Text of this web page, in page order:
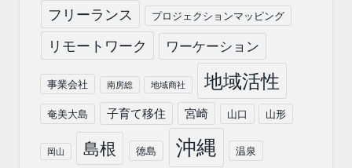
フリーランス プロジェクションマッピング
リモートワーク ワーケーション
事業会社 南房総 地域商社 地域活性
奄美大島 子育て移住 宮崎 山口 山形
岡山 島根 徳島 沖縄 温泉